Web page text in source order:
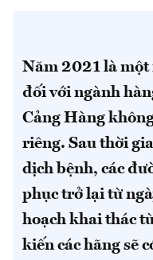
Năm 2021 là một
đối với ngành
Cảng Hàng
riêng. Sau thời
dịch bệnh, các
phục trở lại từ
hoạch khai thác
kiến các hãng sẽ